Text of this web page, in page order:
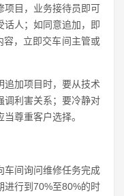
项目，业务接待员即可
话人；如同意追加，即
容，立即交车间主管或
追加项目时，要从技术
调利害关系；要冷静对
尊重客户选择。
车间询问维修任务完成
进行到70%至80%的时